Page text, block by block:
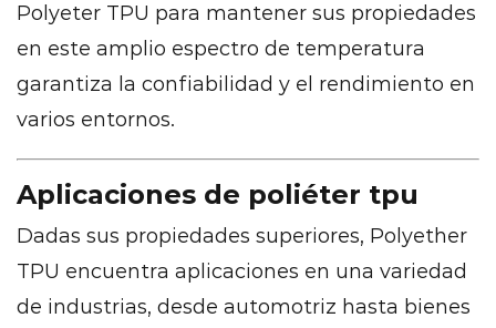
Polyeter TPU para mantener sus propiedades
en este amplio espectro de temperatura
garantiza la confiabilidad y el rendimiento en
varios entornos.
Aplicaciones de poliéter tpu
Dadas sus propiedades superiores, Polyether
TPU encuentra aplicaciones en una variedad
de industrias, desde automotriz hasta bienes